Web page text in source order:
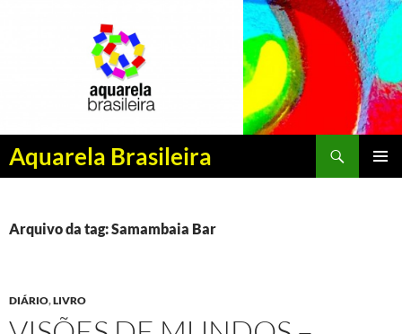
Aquarela Brasileira
Pesquisar
PULAR
CONTEÚDO
Arquivo da tag: Samambaia Bar
DIÁRIO,LIVRO